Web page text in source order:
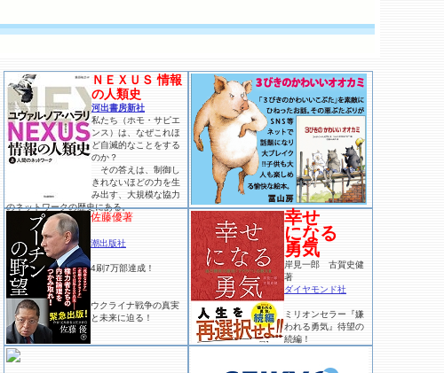
ＮＥＸＵＳ 情報
の人類史
河出書房新社
私たち（ホモ・サピエ
ンス）は、なぜこれほ
ど自滅的なことをする
のか？
その答えは、制御し
きれないほどの力を生
み出す、大規模な協力
のネットワークの歴史にある。
佐藤優著
潮出版社
4刷7万部達成！
ウクライナ戦争の真実
と未来に迫る！
幸せ
になる
勇気
岸見一郎 古賀史健
著
ダイヤモンド社
ミリオンセラー『嫌
われる勇気』待望の
続編！